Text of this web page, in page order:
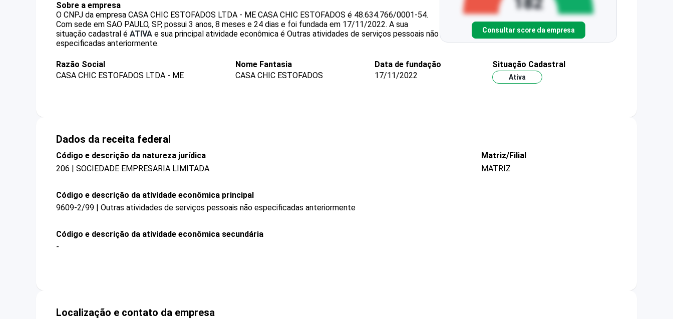
Sobre a empresa
O CNPJ da empresa CASA CHIC ESTOFADOS LTDA - ME CASA CHIC ESTOFADOS é 48.634.766/0001-54.
Com sede em SAO PAULO, SP, possui 3 anos, 8 meses e 24 dias e foi fundada em 17/11/2022. A sua
situação cadastral é ATIVA e sua principal atividade econômica é Outras atividades de serviços pessoais não
especificadas anteriormente.
Consultar score da empresa
Razão Social
CASA CHIC ESTOFADOS LTDA - ME
Nome Fantasia
CASA CHIC ESTOFADOS
Data de fundação
17/11/2022
Situação Cadastral
Ativa
Dados da receita federal
Código e descrição da natureza jurídica
206 | SOCIEDADE EMPRESARIA LIMITADA
Matriz/Filial
MATRIZ
Código e descrição da atividade econômica principal
9609-2/99 | Outras atividades de serviços pessoais não especificadas anteriormente
Código e descrição da atividade econômica secundária
-
Localização e contato da empresa